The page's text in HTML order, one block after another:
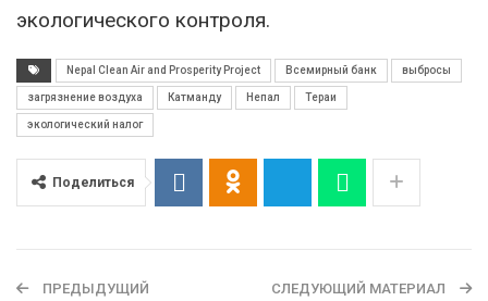
экологического контроля.
Nepal Clean Air and Prosperity Project Всемирный банк выбросы
загрязнение воздуха Катманду Непал Тераи
экологический налог
Поделиться
ПРЕДЫДУЩИЙ
СЛЕДУЮЩИЙ МАТЕРИАЛ